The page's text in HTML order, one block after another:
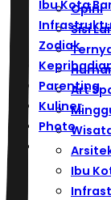
Ibu Kota
Zodiak
Parenting
Kuliner
Photo
Opini
Sisi
Art
Ibu